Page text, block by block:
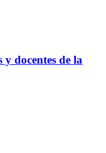
docentes de la